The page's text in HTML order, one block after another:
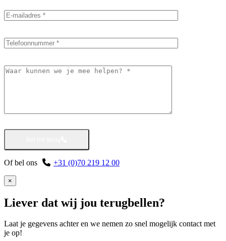
Of bel ons +31 (0)70 219 12 00
×
Liever dat wij jou terugbellen?
Laat je gegevens achter en we nemen zo snel mogelijk contact met
je op!